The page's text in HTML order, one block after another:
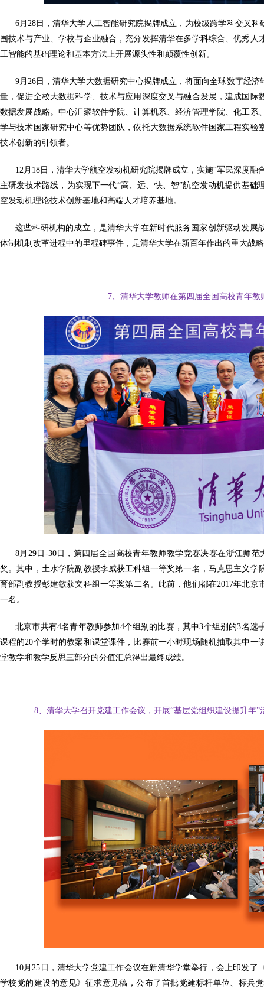
6月28日，清华大学人工智能研究院揭牌成立，为校级跨学科交叉
围技术与产业、学校与企业融合，充分发挥清华在多学科综合、优秀
工智能的基础理论和基本方法上开展源头性和颠覆性创新。
9月26日，清华大学大数据研究中心揭牌成立，将面向全球数字经
量，促进全校大数据科学、技术与应用深度交叉与融合发展，建成国
数据发展战略。中心汇聚软件学院、计算机系、经济管理学院、化工
学与技术国家研究中心等优势团队，依托大数据系统软件国家工程实
技术创新的引领者。
12月18日，清华大学航空发动机研究院揭牌成立，实施“军民深度融
主研发技术路线，为实现下一代“高、远、快、智”航空发动机提供基
空发动机理论技术创新基地和高端人才培养基地。
这些科研机构的成立，是清华大学在新时代服务国家创新驱动发展
体制机制改革进程中的里程碑事件，是清华大学在新百年作出的重大战
7、清华大学教师在第四届全国高校青年教
8月29日-30日，第四届全国高校青年教师教学竞赛决赛在浙江师
奖。其中，土水学院副教授李威获工科组一等奖第一名，马克思主义
育部副教授彭建敏获文科组一等奖第二名。此前，他们都在2017年北
一名。
北京市共有4名青年教师参加4个组别的比赛，其中3个组别的3名
课程的20个学时的教案和课堂课件，比赛前一小时现场随机抽取其中
堂教学和教学反思三部分的分值汇总得出最终成绩。
8、清华大学召开党建工作会议，开展“基层党组织建设提升年
10月25日，清华大学党建工作会议在新清华学堂举行，会上印发
学校党的建设的意见》征求意见稿，公布了首批党建标杆单位、标兵